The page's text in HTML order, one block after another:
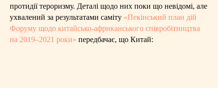
протидії тероризму. Деталі щодо них поки що невідомі, але
ухвалений за результатами саміту «Пекінський план дій
Форуму щодо китайсько-африканського співробітництва
на 2019–2021 роки» передбачає, що Китай: